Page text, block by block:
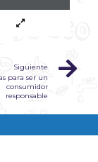
Siguiente
para ser un
consumidor
responsable